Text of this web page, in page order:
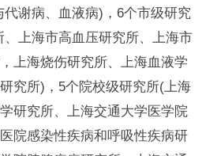
谢病、血液病)，6个市级研究
上海市高血压研究所、上海市
上海烧伤研究所、上海血液学
究所)，5个院校级研究所(上海
研究所、上海交通大学医学院
院感染性疾病和呼吸性疾病研